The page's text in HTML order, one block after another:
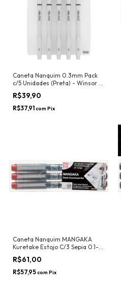
Caneta Nanquim 0.3mm Pack
c/5 Unidades (Preta) - Winsor &
Newton
R$39,90
R$37,91com Pix
Caneta Nanquim MANGAKA
Kuretake Estojo C/3 Sepia 0.1-
0.2-0.5mm
R$61,00
R$57,95com Pix